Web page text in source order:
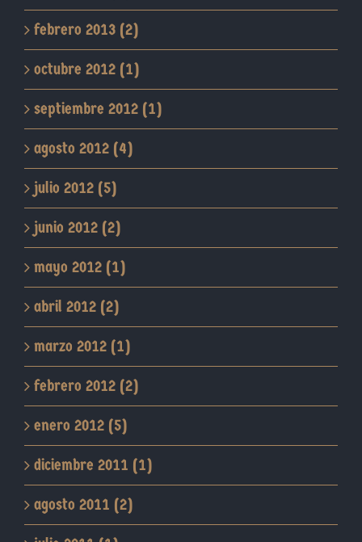
febrero 2013 (2)
octubre 2012 (1)
septiembre 2012 (1)
agosto 2012 (4)
julio 2012 (5)
junio 2012 (2)
mayo 2012 (1)
abril 2012 (2)
marzo 2012 (1)
febrero 2012 (2)
enero 2012 (5)
diciembre 2011 (1)
agosto 2011 (2)